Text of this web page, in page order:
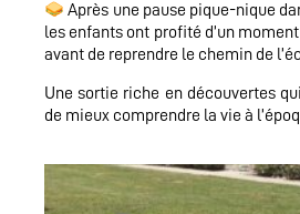
Après une pause pique-nique
les enfants ont profité d’un
avant de reprendre le chemin de
Une sortie riche en découvertes
de mieux comprendre la vie à